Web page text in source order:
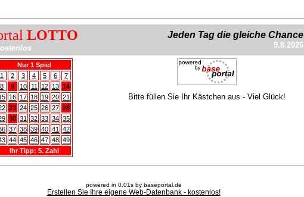
LOTTO Jeden Tag die gleiche Chance
9.8.2026
Nur 1 Spiel
1
2 3 4 5 6
7
8
9 10 11 12 13 14
16 17 18 19 20 21
23 24 25 26 27 28
30 31 32 33 34 35
37 38 39 40 41
42
44 45 46 47 48 49
Ihr Tipp: 5. Zahl
Bitte füllen Sie Ihr Kästchen aus - Viel Glück!
powered in 0.01s by baseportal.de
Erstellen Sie Ihre eigene Web-Datenbank - kostenlos!